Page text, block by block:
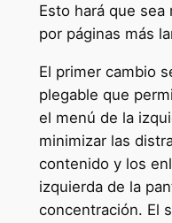
Esto hará que
por páginas más
El primer cambio
plegable que
el menú de la
minimizar las
contenido y los
izquierda de la
concentración. El